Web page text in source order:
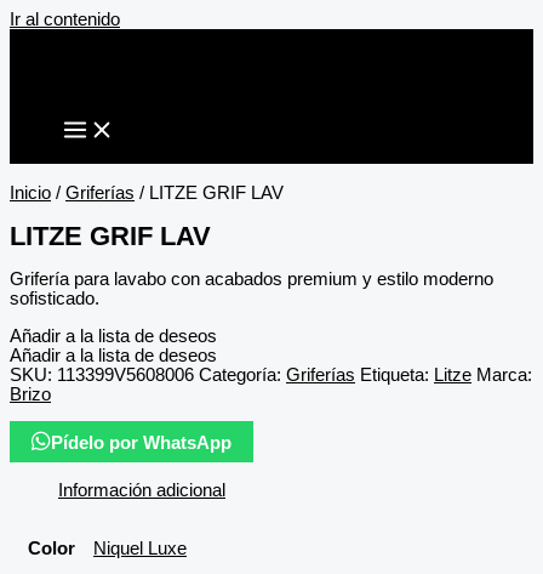
Ir al contenido
Inicio / Griferías / LITZE GRIF LAV
LITZE GRIF LAV
Grifería para lavabo con acabados premium y estilo moderno
sofisticado.
Añadir a la lista de deseos
Añadir a la lista de deseos
SKU: 113399V5608006 Categoría: Griferías Etiqueta: Litze Marca:
Brizo
Pídelo por WhatsApp
Información adicional
Color Niquel Luxe